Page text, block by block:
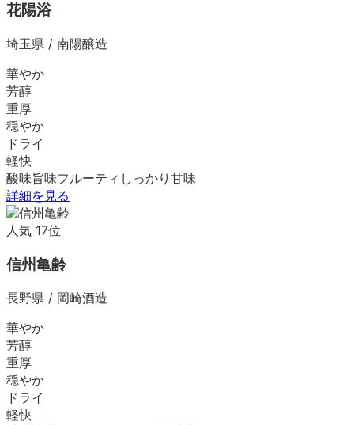
花陽浴
埼玉県 / 南陽醸造
華やか
芳醇
重厚
穏やか
ドライ
軽快
酸味旨味フルーティ しっかり 甘味
詳細を見る
人気 17位
信州亀齢
長野県 / 岡崎酒造
華やか
芳醇
重厚
穏やか
ドライ
軽快